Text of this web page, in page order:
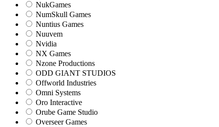
NukGames
NumSkull Games
Nuntius Games
Nuuvem
Nvidia
NX Games
Nzone Productions
ODD GIANT STUDIOS
Offworld Industries
Omni Systems
Oro Interactive
Orube Game Studio
Overseer Games